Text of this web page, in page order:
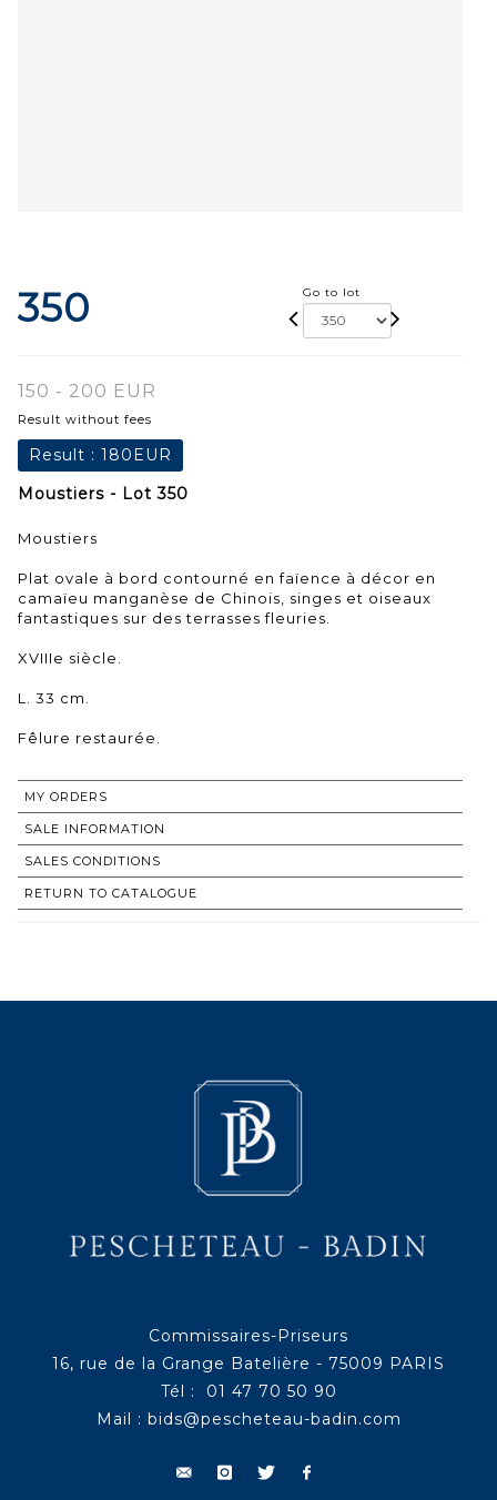
350 Go to lot
150 - 200 EUR
Result without fees
Result : 180EUR
Moustiers - Lot 350
Moustiers
Plat ovale à bord contourné en faïence à décor en
camaïeu manganèse de Chinois, singes et oiseaux
fantastiques sur des terrasses fleuries.
XVIIIe siècle.
L. 33 cm.
Fêlure restaurée.
MY ORDERS
SALE INFORMATION
SALES CONDITIONS
RETURN TO CATALOGUE
Commissaires-Priseurs
16, rue de la Grange Batelière - 75009 PARIS
Tél : 01 47 70 50 90
Mail : bids@pescheteau-badin.com